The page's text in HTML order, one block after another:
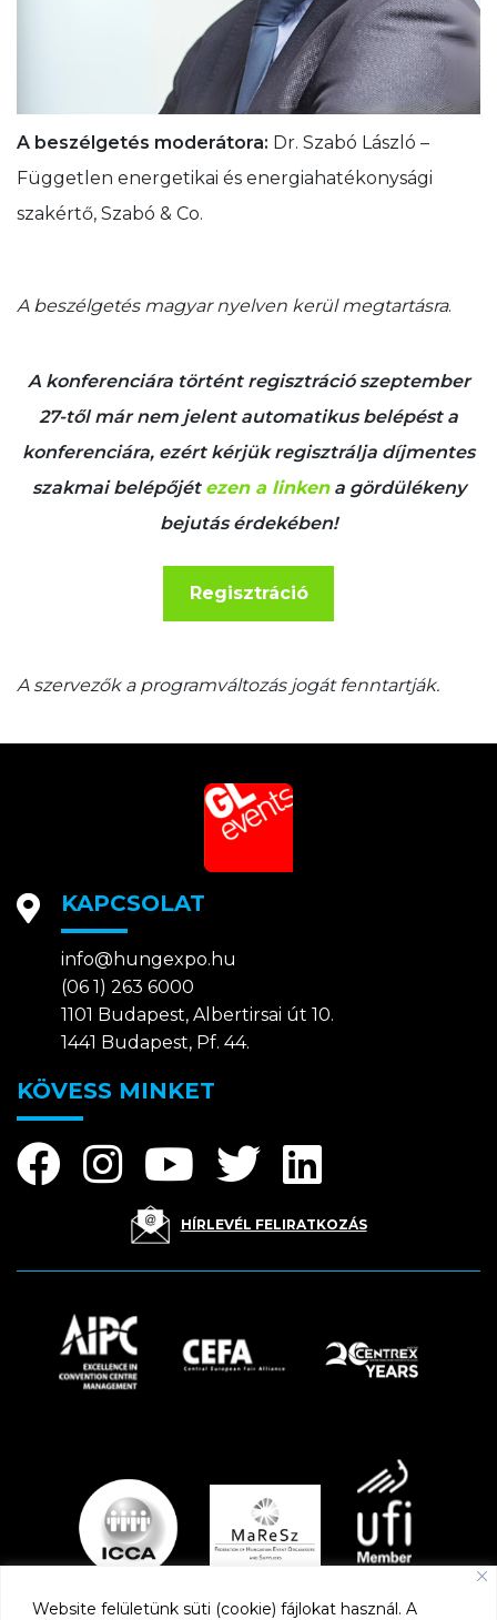
Website felületünk süti (cookie) fájlokat használ. A
A beszélgetés moderátora: Dr. Szabó László –
Független energetikai és energiahatékonysági
szakértő, Szabó & Co.
A beszélgetés magyar nyelven kerül megtartásra.
A konferenciára történt regisztráció szeptember
27-től már nem jelent automatikus belépést a
konferenciára, ezért kérjük regisztrálja díjmentes
szakmai belépőjét ezen a linkena gördülékeny
bejutás érdekében!
Regisztráció
A szervezők a programváltozás jogát fenntartják.
KAPCSOLAT
info@hungexpo.hu
(06 1) 263 6000
1101 Budapest, Albertirsai út 10.
1441 Budapest, Pf. 44.
KÖVESS MINKET
HÍRLEVÉL FELIRATKOZÁS